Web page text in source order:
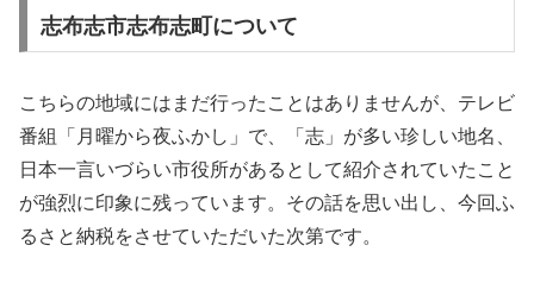
志布志市志布志町について
こちらの地域にはまだ行ったことはありませんが、テレビ
番組「月曜から夜ふかし」で、「志」が多い珍しい地名、
日本一言いづらい市役所があるとして紹介されていたこと
が強烈に印象に残っています。その話を思い出し、今回ふ
るさと納税をさせていただいた次第です。